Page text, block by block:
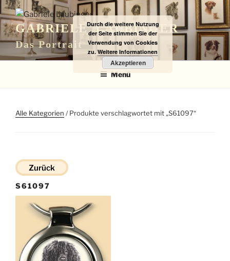
Zum
Inhalt
springenGABRIELE LAUBINGER
Das Portrait
Menü
Alle Kategorien / Produkte verschlagwortet mit „S61097“
Zurück
S61097
Durch die weitere Nutzung
der Seite stimmen Sie der
Verwendung von Cookies
zu. Weitere Informationen
Akzeptieren